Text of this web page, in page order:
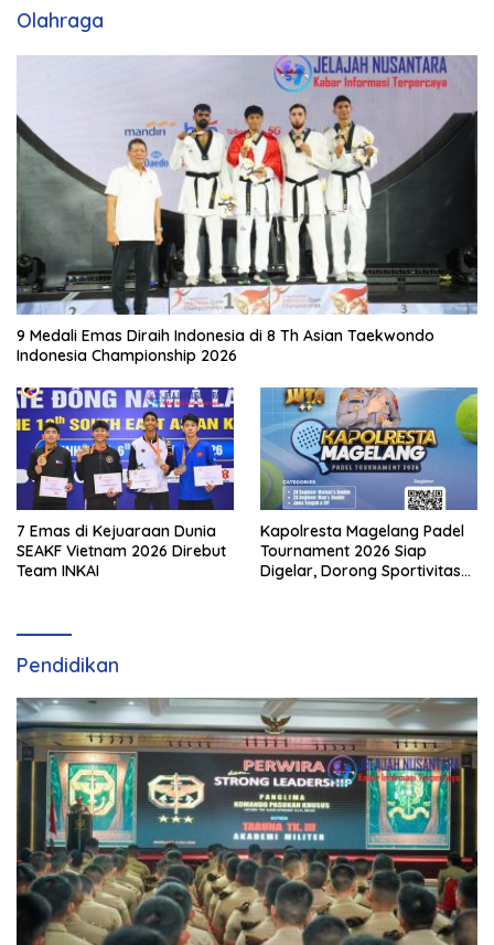
Olahraga
9 Medali Emas Diraih Indonesia di 8 Th Asian Taekwondo
Indonesia Championship 2026
7 Emas di Kejuaraan Dunia
SEAKF Vietnam 2026 Direbut
Team INKAI
Kapolresta Magelang Padel
Tournament 2026 Siap
Digelar, Dorong Sportivitas
Pendidikan